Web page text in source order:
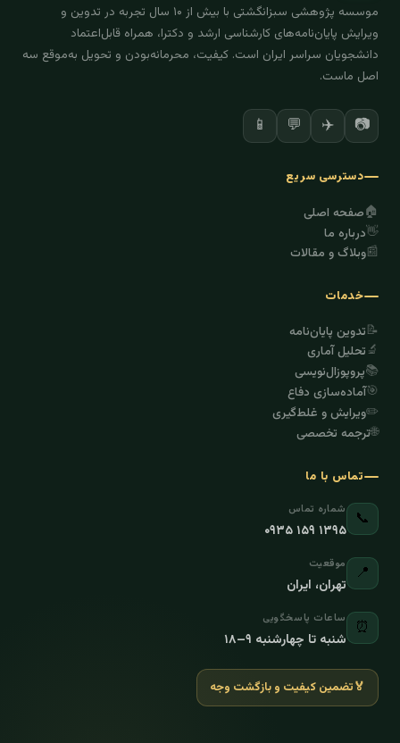
موسسه پژوهشی سبزانگشتی با بیش از ۱۰ سال تجربه در تدوین و
ویرایش پایان‌نامه‌های کارشناسی ارشد و دکترا، همراه قابل‌اعتماد
دانشجویان سراسر ایران است. کیفیت، محرمانه‌بودن و تحویل به‌موقع سه
اصل ماست.
📷
✈️
💬
📱
دسترسی سریع
🏠صفحه اصلی
👋درباره ما
📰وبلاگ و مقالات
خدمات
📝تدوین پایان‌نامه
🔬تحلیل آماری
📚پروپوزال‌نویسی
🎯آماده‌سازی دفاع
✏️ویرایش و غلط‌گیری
🌐ترجمه تخصصی
تماس با ما
📞 شماره تماس
۰۹۳۵ ۱۵۹ ۱۳۹۵
📍 موقعیت
تهران، ایران
⏰ ساعات پاسخگویی
شنبه تا چهارشنبه ۹–۱۸
🏅تضمین کیفیت و بازگشت وجه